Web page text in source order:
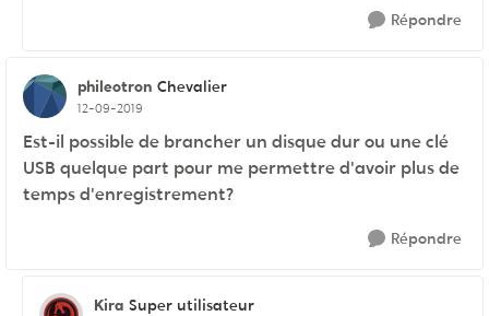
Répondre
phileotron Chevalier
12-09-2019
Est-il possible de brancher un disque dur ou une clé
USB quelque part pour me permettre d'avoir plus de
temps d'enregistrement?
Répondre
Kira Super utilisateur